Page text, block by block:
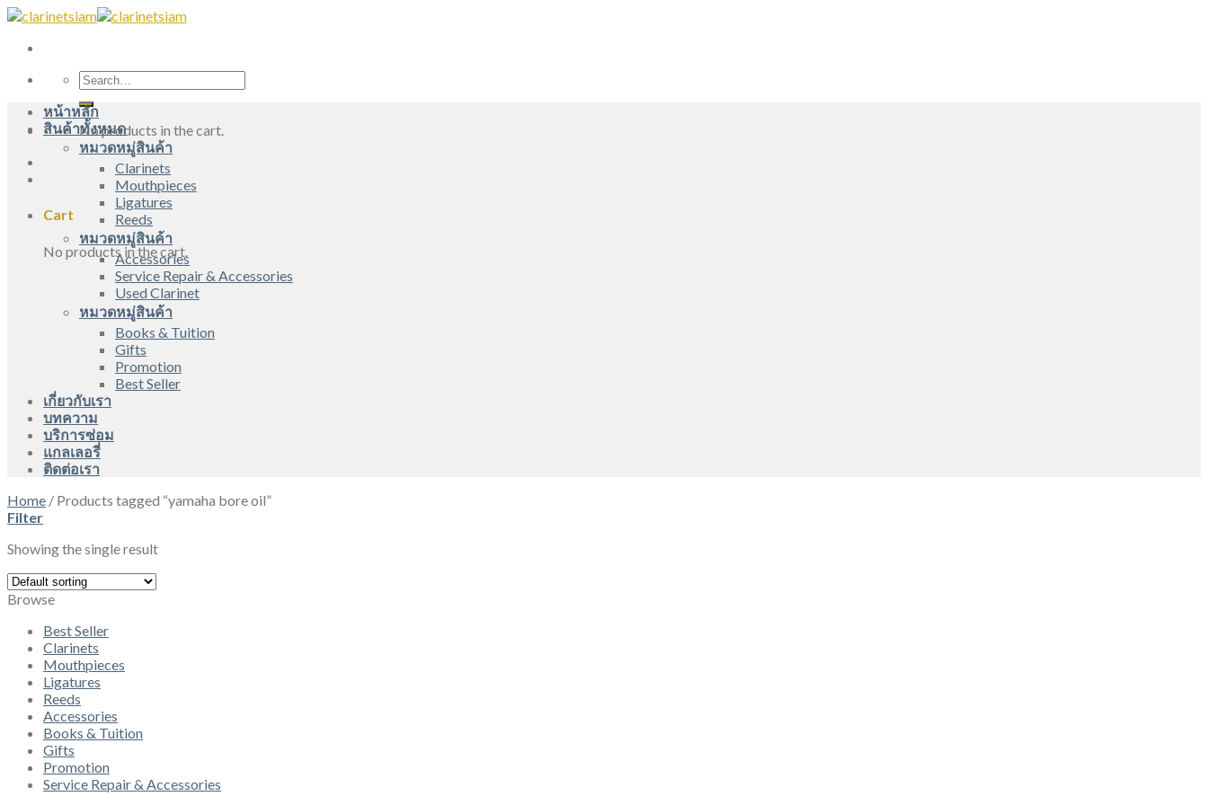
Skip
content
Search
for:
No products in the cart.
Cart
No products in the cart.
หน้าหลัก
สินค้าทั้งหมด
หมวดหมู่สินค้า
Clarinets
Mouthpieces
Ligatures
Reeds
หมวดหมู่สินค้า
Accessories
Service Repair & Accessories
Used Clarinet
หมวดหมู่สินค้า
Books & Tuition
Gifts
Promotion
Best Seller
เกี่ยวกับเรา
บทความ
บริการซ่อม
แกลเลอรี่
ติดต่อเรา
Home / Products tagged “yamaha bore oil”
Filter
Showing the single result
Browse
Best Seller
Clarinets
Mouthpieces
Ligatures
Reeds
Accessories
Books & Tuition
Gifts
Promotion
Service Repair & Accessories